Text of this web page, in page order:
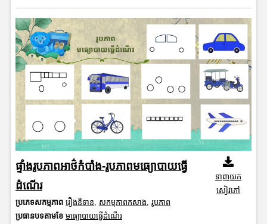
ផ្ទាំងរូបភាពអាថ៌កំបាំង-រូបភាពមធ្យោបាយធ្វើ
ដំណើរ
ប្រភេទសកម្មភាព រឿងនិទាន សកម្មភាពកសាង រូបភាព
ប្រធានបទតាមខែ មធ្យោបាយធ្វើដំណើរ
ទាញយក
សៀវភៅ